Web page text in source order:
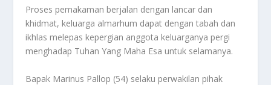
Proses pemakaman berjalan dengan lancar dan
khidmat, keluarga almarhum dapat dengan tabah dan
ikhlas melepas kepergian anggota keluarganya pergi
menghadap Tuhan Yang Maha Esa untuk selamanya.
Bapak Marinus Pallop (54) selaku perwakilan pihak